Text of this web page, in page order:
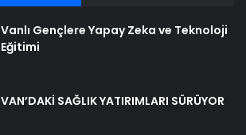
Vanlı Gençlere Yapay Zeka ve Teknoloji
Eğitimi
VAN’DAKİ SAĞLIK YATIRIMLARI SÜRÜYOR